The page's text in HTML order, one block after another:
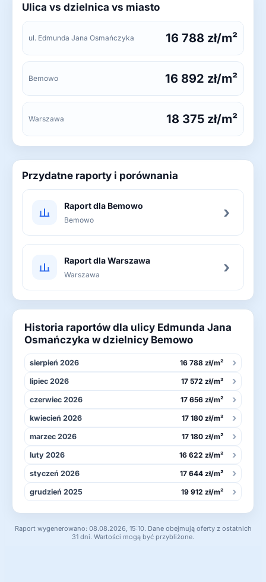
Ulica vs dzielnica vs miasto
ul. Edmunda Jana Osmańczyka 16 788 zł/m²
Bemowo 16 892 zł/m²
Warszawa 18 375 zł/m²
Przydatne raporty i porównania
Raport dla Bemowo
Bemowo ›
Raport dla Warszawa
Warszawa ›
Historia raportów dla ulicy Edmunda Jana
Osmańczyka w dzielnicy Bemowo
sierpień 2026 16 788 zł/m² ›
lipiec 2026 17 572 zł/m² ›
czerwiec 2026 17 656 zł/m² ›
kwiecień 2026 17 180 zł/m² ›
marzec 2026 17 180 zł/m² ›
luty 2026 16 622 zł/m² ›
styczeń 2026 17 644 zł/m² ›
grudzień 2025 19 912 zł/m² ›
Raport wygenerowano: 08.08.2026, 15:10. Dane obejmują oferty z ostatnich
31 dni. Wartości mogą być przybliżone.